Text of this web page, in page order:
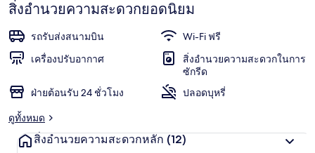
สิ่งอำนวยความสะดวกยอดนิยม
รถรับส่งสนามบิน
Wi-Fi ฟรี
เครื่องปรับอากาศ
สิ่งอำนวยความสะดวกในการ
ซักรีด
ฝ่ายต้อนรับ 24 ชั่วโมง
ปลอดบุหรี่
ดูทั้งหมด
สิ่งอำนวยความสะดวกหลัก (12)